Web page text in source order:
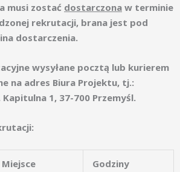
musi zostać dostarczona w terminie
rekrutacji, brana jest pod
dostarczenia.
wysyłane pocztą lub kurierem
na adres Biura Projektu, tj.:
Kapitulna 1, 37-700 Przemyśl.
Miejsce
Godziny